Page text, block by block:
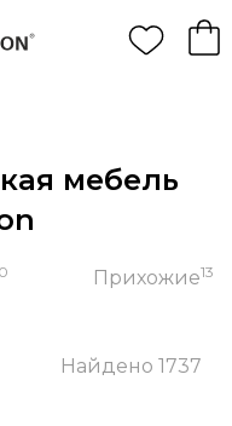
мебель
Прихожие13
Найдено 1737